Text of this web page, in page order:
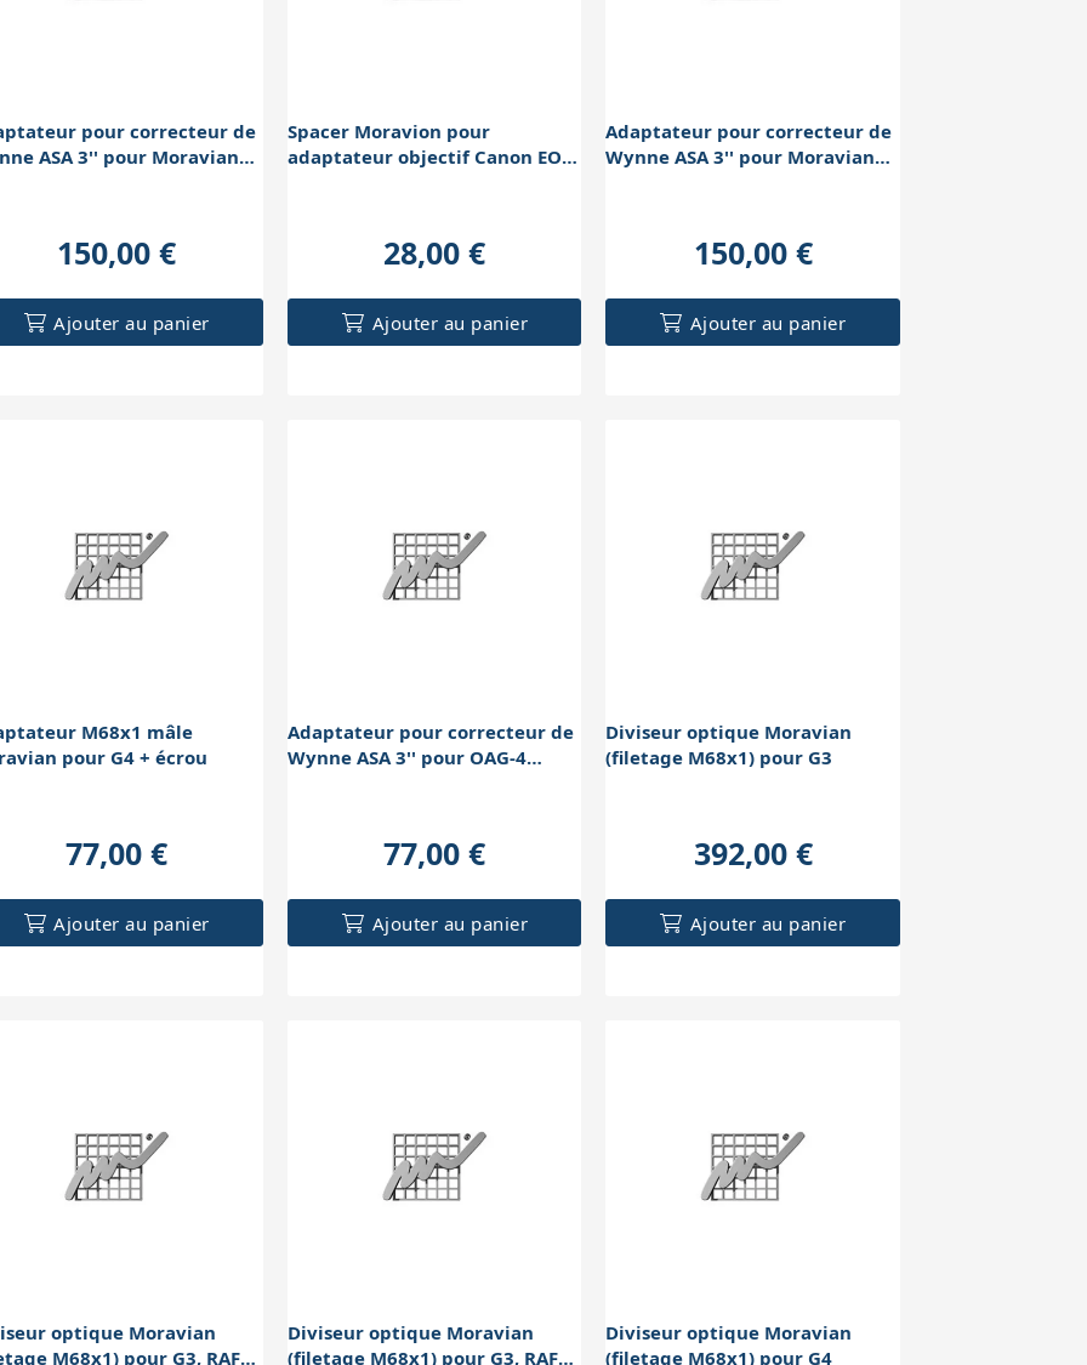
pour correcteur de
ASA 3'' pour Moravian
150,00 €
Ajouter au panier
Spacer Moravion pour
adaptateur objectif Canon EOS,
28,00 €
Ajouter au panier
Adaptateur pour correcteur de
Wynne ASA 3'' pour Moravian
150,00 €
Ajouter au panier
M68x1 mâle
pour G4 + écrou
77,00 €
Ajouter au panier
Adaptateur pour correcteur de
Wynne ASA 3'' pour OAG-4
77,00 €
Ajouter au panier
Diviseur optique Moravian
(filetage M68x1) pour G3
392,00 €
Ajouter au panier
optique Moravian
M68x1) pour G3, RAF
Diviseur optique Moravian
(filetage M68x1) pour G3, RAF
Diviseur optique Moravian
(filetage M68x1) pour G4